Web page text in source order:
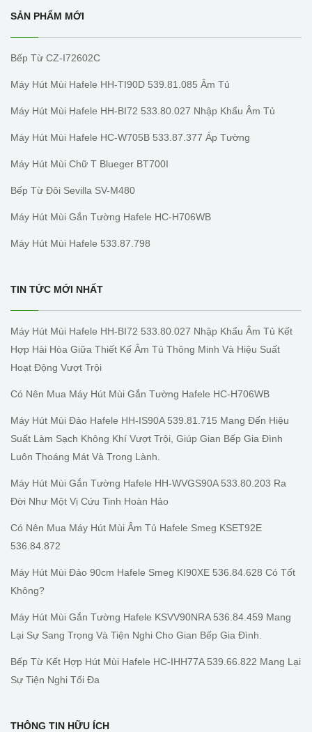
SẢN PHẨM MỚI
Bếp Từ CZ-I72602C
Máy Hút Mùi Hafele HH-TI90D 539.81.085 Âm Tủ
Máy Hút Mùi Hafele HH-BI72 533.80.027 Nhập Khẩu Âm Tủ
Máy Hút Mùi Hafele HC-W705B 533.87.377 Áp Tường
Máy Hút Mùi Chữ T Blueger BT700I
Bếp Từ Đôi Sevilla SV-M480
Máy Hút Mùi Gắn Tường Hafele HC-H706WB
Máy Hút Mùi Hafele 533.87.798
TIN TỨC MỚI NHẤT
Máy Hút Mùi Hafele HH-BI72 533.80.027 Nhập Khẩu Âm Tủ Kết
Hợp Hài Hòa Giữa Thiết Kế Âm Tủ Thông Minh Và Hiệu Suất
Hoạt Động Vượt Trội
Có Nên Mua Máy Hút Mùi Gắn Tường Hafele HC-H706WB
Máy Hút Mùi Đảo Hafele HH-IS90A 539.81.715 Mang Đến Hiệu
Suất Làm Sạch Không Khí Vượt Trội, Giúp Gian Bếp Gia Đình
Luôn Thoáng Mát Và Trong Lành.
Máy Hút Mùi Gắn Tường Hafele HH-WVGS90A 533.80.203 Ra
Đời Như Một Vị Cứu Tinh Hoàn Hảo
Có Nên Mua Máy Hút Mùi Âm Tủ Hafele Smeg KSET92E
536.84.872
Máy Hút Mùi Đảo 90cm Hafele Smeg KI90XE 536.84.628 Có Tốt
Không?
Máy Hút Mùi Gắn Tường Hafele KSVV90NRA 536.84.459 Mang
Lại Sự Sang Trọng Và Tiện Nghi Cho Gian Bếp Gia Đình.
Bếp Từ Kết Hợp Hút Mùi Hafele HC-IHH77A 539.66.822 Mang Lại
Sự Tiện Nghi Tối Đa
THÔNG TIN HỮU ÍCH